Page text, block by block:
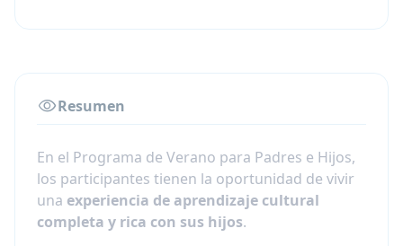
Resumen
En el Programa de Verano para Padres e Hijos,
los participantes tienen la oportunidad de vivir
una experiencia de aprendizaje cultural
completa y rica con sus hijos.